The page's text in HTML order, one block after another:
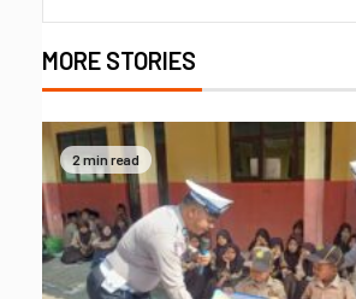
MORE STORIES
2 min read